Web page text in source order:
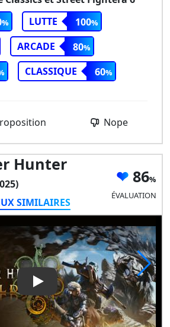
LUTTE
100
ARCADE
80
CLASSIQUE 60
Nope
Hunter
SIMILAIRES
86
ÉVALUATION
Play Video: Monster Hunter